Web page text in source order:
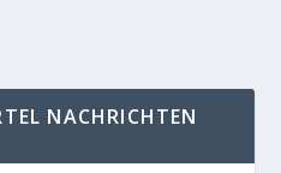
NACHRICHTEN A